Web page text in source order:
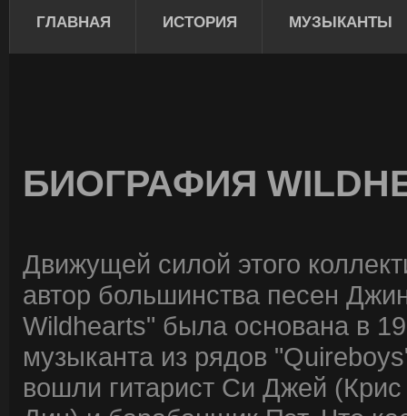
ГЛАВНАЯ ИСТОРИЯ МУЗЫКАНТЫ
БИОГРАФИЯ
Движущей силой этого
автор большинства песен
Wildhearts" была основана в
музыканта из рядов
вошли гитарист Си Джей